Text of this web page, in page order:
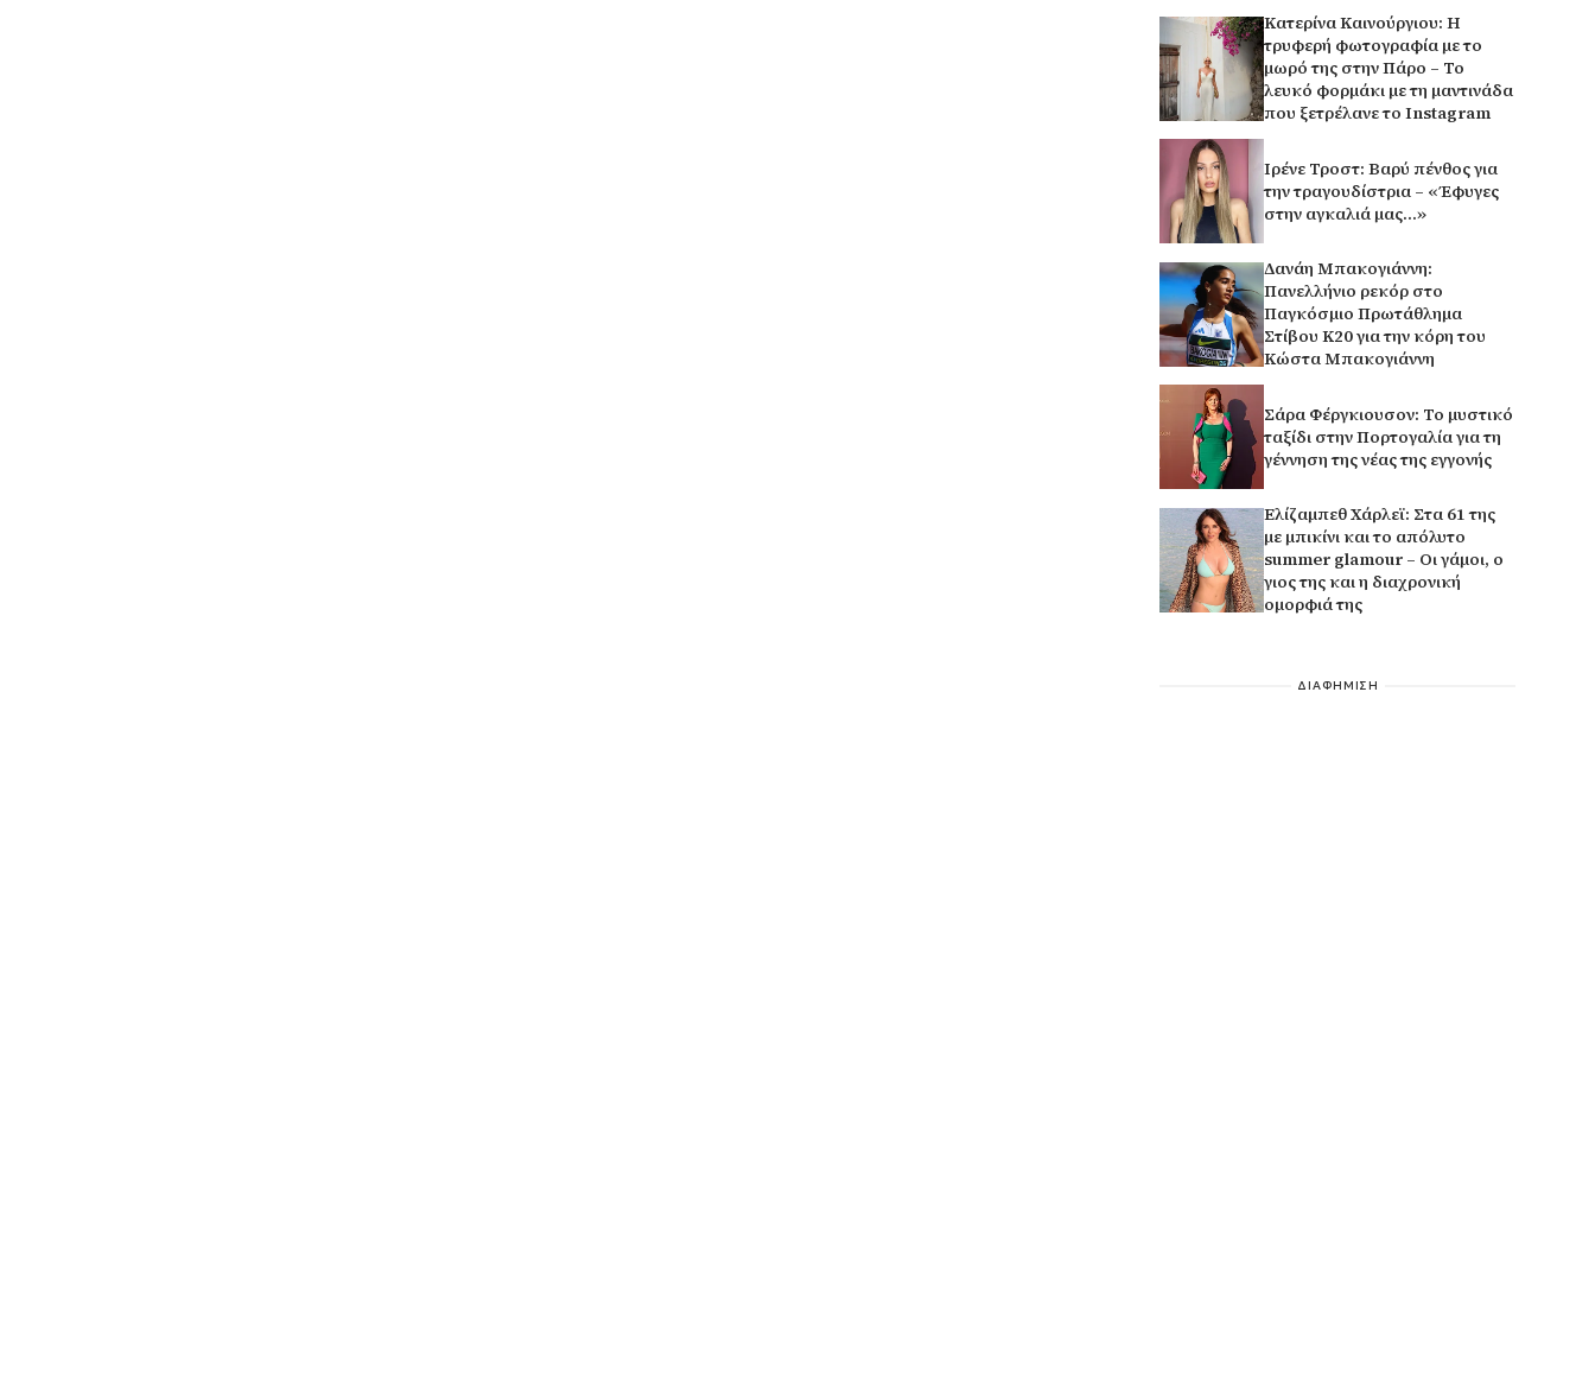
Κατερίνα Καινούργιου: Η
τρυφερή φωτογραφία με το
μωρό της στην Πάρο – Το
λευκό φορμάκι με τη μαντινάδα
που ξετρέλανε το Instagram
Ιρένε Τροστ: Βαρύ πένθος για
την τραγουδίστρια – «Έφυγες
στην αγκαλιά μας…»
Δανάη Μπακογιάννη:
Πανελλήνιο ρεκόρ στο
Παγκόσμιο Πρωτάθλημα
Στίβου Κ20 για την κόρη του
Κώστα Μπακογιάννη
Σάρα Φέργκιουσον: Το μυστικό
ταξίδι στην Πορτογαλία για τη
γέννηση της νέας της εγγονής
Ελίζαμπεθ Χάρλεϊ: Στα 61 της
με μπικίνι και το απόλυτο
summer glamour – Οι γάμοι, ο
γιος της και η διαχρονική
ομορφιά της
ΔΙΑΦΗΜΙΣΗ